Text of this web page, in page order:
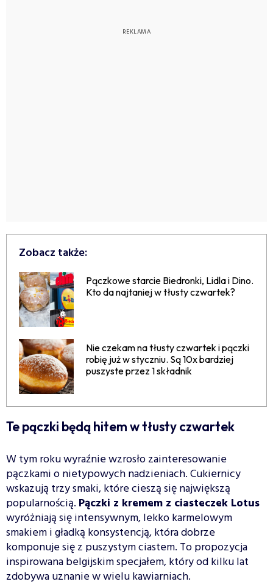
Zobacz także:
Pączkowe starcie Biedronki, Lidla i Dino.
Kto da najtaniej w tłusty czwartek?
Nie czekam na tłusty czwartek i pączki
robię już w styczniu. Są 10x bardziej
puszyste przez 1 składnik
Te pączki będą hitem w tłusty czwartek
W tym roku wyraźnie wzrosło zainteresowanie
pączkami o nietypowych nadzieniach. Cukiernicy
wskazują trzy smaki, które cieszą się największą
popularnością. Pączki z kremem z ciasteczek Lotus
wyróżniają się intensywnym, lekko karmelowym
smakiem i gładką konsystencją, która dobrze
komponuje się z puszystym ciastem. To propozycja
inspirowana belgijskim specjałem, który od kilku lat
zdobywa uznanie w wielu kawiarniach.